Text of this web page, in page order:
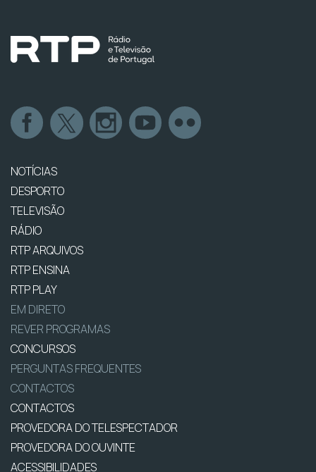
NOTÍCIAS
DESPORTO
TELEVISÃO
RÁDIO
RTP ARQUIVOS
RTP ENSINA
RTP PLAY
EM DIRETO
REVER PROGRAMAS
CONCURSOS
PERGUNTAS FREQUENTES
CONTACTOS
CONTACTOS
PROVEDORA DO TELESPECTADOR
PROVEDORA DO OUVINTE
ACESSIBILIDADES